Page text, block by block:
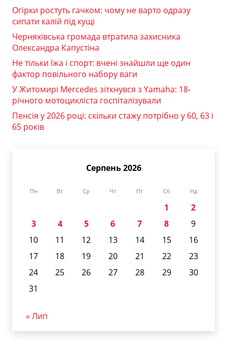
Огірки ростуть гачком: чому не варто одразу
сипати калій під кущі
Черняхівська громада втратила захисника
Олександра Капустіна
Не тільки їжа і спорт: вчені знайшли ще один
фактор повільного набору ваги
У Житомирі Mercedes зіткнувся з Yamaha: 18-
річного мотоцикліста госпіталізували
Пенсія у 2026 році: скільки стажу потрібно у 60, 63 і
65 років
Серпень 2026
Пн Вт Ср Чт Пт Сб Нд
1
2
3
4 5 6 7 8
9
10
11 12 13 14 15
16
17
18 19 20 21 22
23
24
25 26 27 28 29
30
31
« Лип